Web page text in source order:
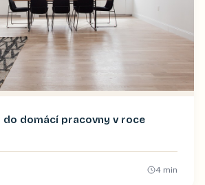
do domácí pracovny v roce
4 min